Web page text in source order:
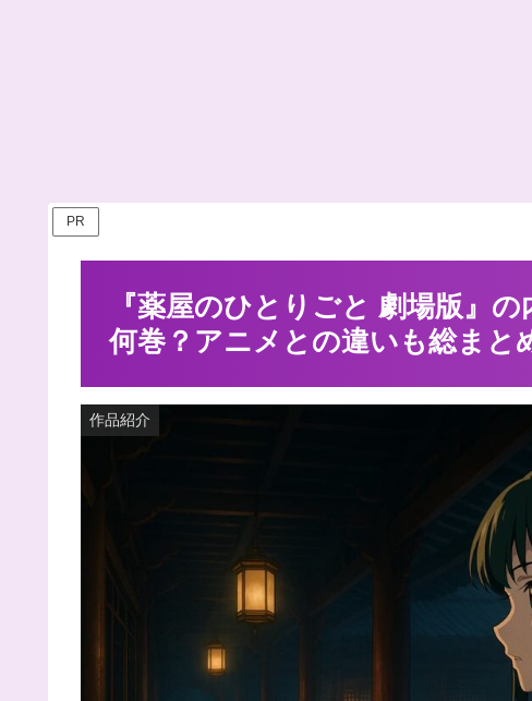
PR
『薬屋のひとりごと 劇場版』
何巻？アニメとの違いも総まと
作品紹介